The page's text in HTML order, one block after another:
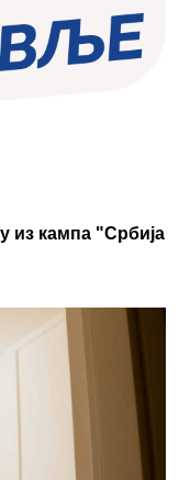
из кампа "Србија